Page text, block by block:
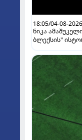
18:05/04-08-2026
ნიკა
ბლექსის"